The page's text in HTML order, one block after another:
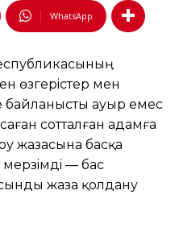
WhatsApp
өзгерiстер мен
байланысты ауыр емес
сотталған адамға
жазасына басқа
мерзiмдi — бас
жаза қолдану